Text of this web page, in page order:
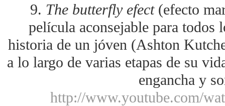
9. The butterfly efect(efecto
película aconsejable para todos
historia de un jóven (Ashton
a lo largo de varias etapas de su
engancha y
http://www.youtube.com/